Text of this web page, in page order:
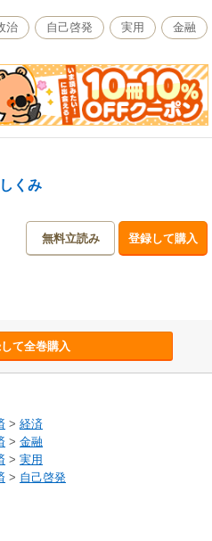
をより深く知る上でもためになる一
治 自己啓発 実用 金融
くみ
無料立読み 登録して購入
て全巻購入
> 経済
> 金融
> 実用
> 自己啓発